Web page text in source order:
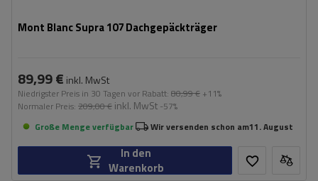
Mont Blanc Supra 107 Dachgepäckträger
89,99 € inkl. MwSt
Niedrigster Preis in 30 Tagen vor Rabatt: 80,99 € +11%
Normaler Preis: 209,00 € inkl. MwSt -57%
Große Menge verfügbar
Wir versenden schon am11. August
In den
Warenkorb